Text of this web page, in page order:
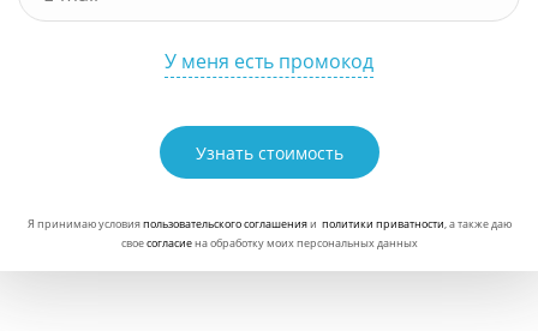
У меня есть промокод
Узнать стоимость
Я принимаю условияпользовательского соглашенияи политики приватности, а также даю
своесогласиена обработку моих персональных данных